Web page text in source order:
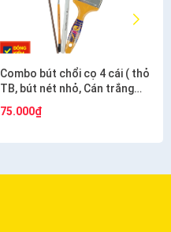
Combo bút chổi cọ 4 cái ( thỏ
TB, bút nét nhỏ, Cán trắng
S12, cán vàng ngắn S6)
75.000₫